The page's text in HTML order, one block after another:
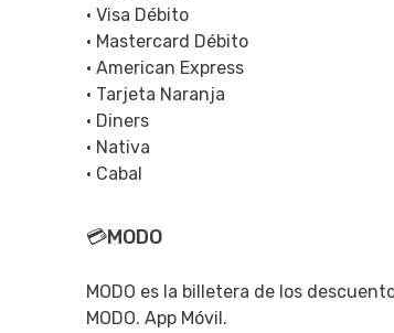
• Visa Débito
• Mastercard Débito
• American Express
• Tarjeta Naranja
• Diners
• Nativa
• Cabal
💳MODO
MODO es la billetera de los
MODO. App Móvil.